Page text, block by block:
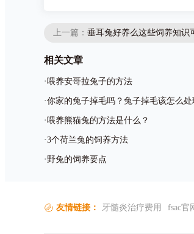
上一篇： 垂耳兔好养么这些饲养知识
相关文章
·喂养安哥拉兔子的方法
·你家的兔子掉毛吗？兔子掉毛该怎么处
·喂养熊猫兔的方法是什么？
·3个荷兰兔的饲养方法
·野兔的饲养要点
友情链接： 牙髓炎治疗费用 fsac官